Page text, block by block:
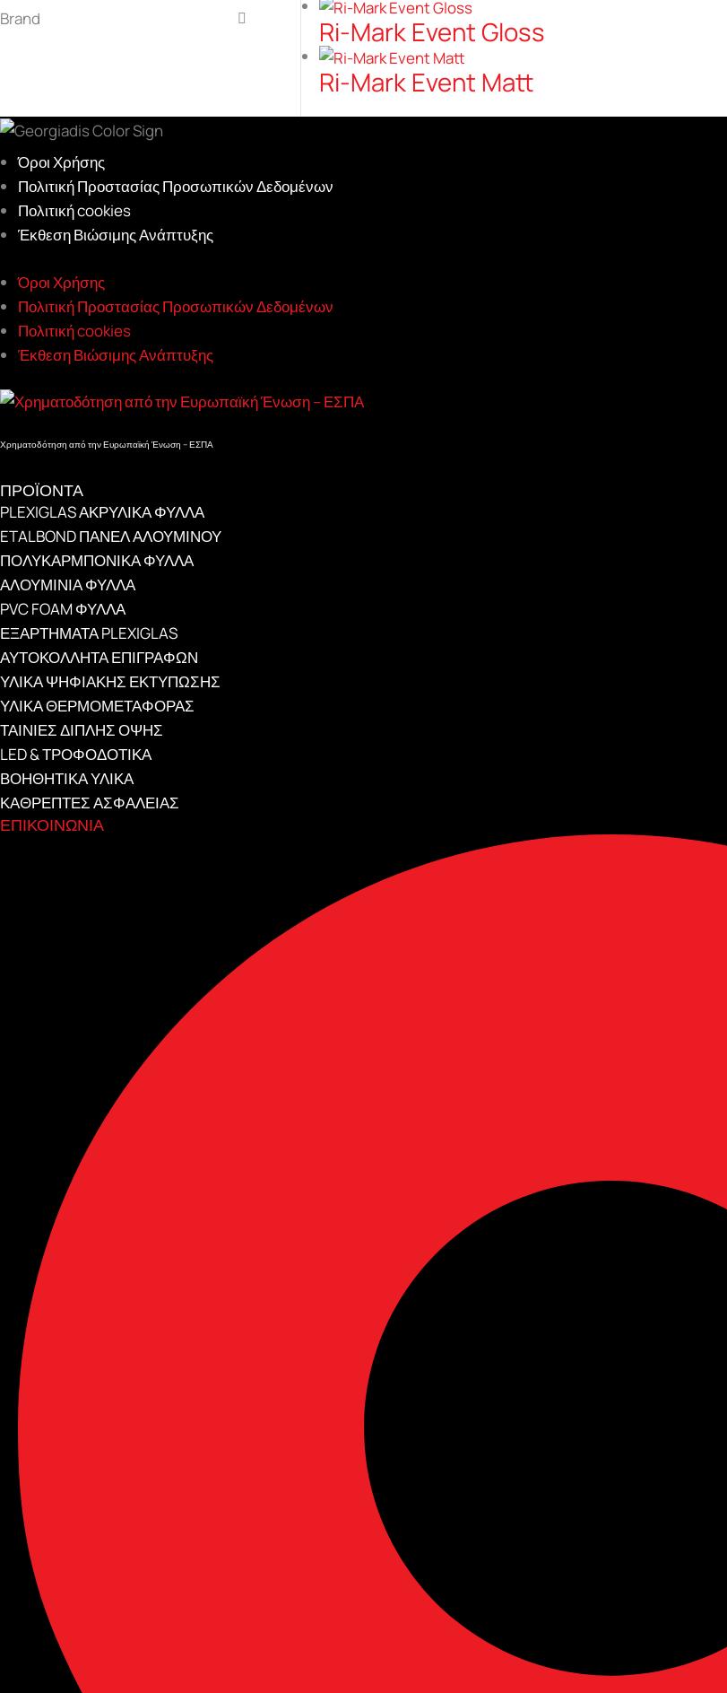
Brand
Ri-Mark Event Gloss
Ri-Mark Event Matt
Όροι Χρήσης
Πολιτική Προστασίας Προσωπικών Δεδομένων
Πολιτική cookies
Έκθεση Βιώσιμης Ανάπτυξης
Όροι Χρήσης
Πολιτική Προστασίας Προσωπικών Δεδομένων
Πολιτική cookies
Έκθεση Βιώσιμης Ανάπτυξης
Χρηματοδότηση από την Ευρωπαϊκή Ένωση – ΕΣΠΑ
ΠΡΟΪΟΝΤΑ
PLEXIGLAS ΑΚΡΥΛΙΚΑ ΦΥΛΛΑ
ETALBOND ΠΑΝΕΛ ΑΛΟΥΜΙΝΟΥ
ΠΟΛΥΚΑΡΜΠΟΝΙΚΑ ΦΥΛΛΑ
ΑΛΟΥΜΙΝΙΑ ΦΥΛΛΑ
PVC FOAM ΦΥΛΛΑ
ΕΞΑΡΤΗΜΑΤΑ PLEXIGLAS
ΑΥΤΟΚΟΛΛΗΤΑ ΕΠΙΓΡΑΦΩΝ
ΥΛΙΚΑ ΨΗΦΙΑΚΗΣ ΕΚΤΥΠΩΣΗΣ
ΥΛΙΚΑ ΘΕΡΜΟΜΕΤΑΦΟΡΑΣ
ΤΑΙΝΙΕΣ ΔΙΠΛΗΣ ΟΨΗΣ
LED & ΤΡΟΦΟΔΟΤΙΚΑ
ΒΟΗΘΗΤΙΚΑ ΥΛΙΚΑ
ΚΑΘΡΕΠΤΕΣ ΑΣΦΑΛΕΙΑΣ
ΕΠΙΚΟΙΝΩΝΙΑ